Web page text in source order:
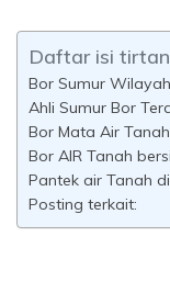
Daftar isi
Bor Sumur
Ahli Sumur Bor
Bor Mata Air
Bor AIR Tanah
Pantek air Tanah
Posting terkait: